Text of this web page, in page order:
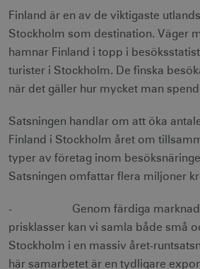
Finland är en av de viktigaste
Stockholm som destination. Väger
hamnar Finland i topp i
turister i Stockholm. De finska
när det gäller hur mycket man
Satsningen handlar om att öka
Finland i Stockholm året om
typer av företag inom
Satsningen omfattar flera miljoner
- Genom färdiga
prisklasser kan vi samla både små
Stockholm i en massiv året-
här samarbetet är en tydligare